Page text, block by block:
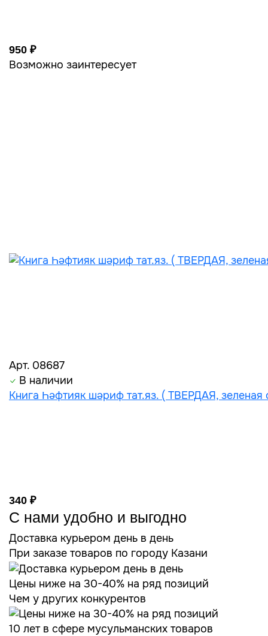
950 ₽
Возможно заинтересует
Арт. 08687
В наличии
Книга Һәфтияк шәриф тат.яз. ( ТВЕРДАЯ,
340 ₽
С нами удобно и выгодно
Доставка курьером день в день
При заказе товаров по городу Казани
Цены ниже на 30-40% на ряд позиций
Чем у других конкурентов
10 лет в сфере мусульманских товаров